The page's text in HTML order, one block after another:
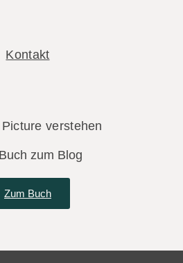
Kontakt
verstehen
zum Blog
Zum Buch